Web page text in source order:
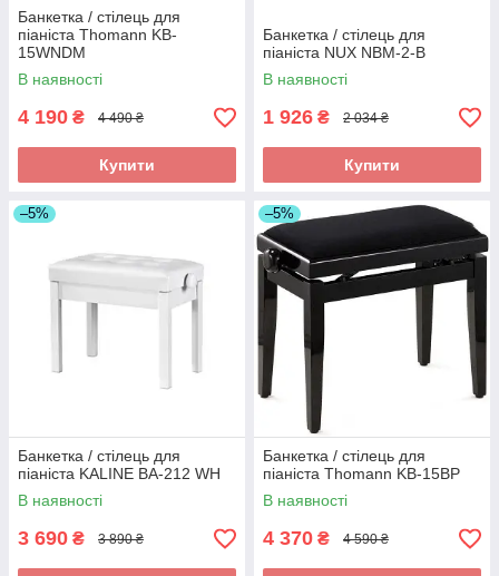
Банкетка / стілець для
піаніста Thomann KB-
15WNDM
В наявності
4 190 ₴ 4 490 ₴
Купити
Банкетка / стілець для
піаніста NUX NBM-2-B
В наявності
1 926 ₴ 2 034 ₴
Купити
–5%
Банкетка / стілець для
піаніста KALINE BA-212 WH
В наявності
3 690 ₴ 3 890 ₴
–5%
Банкетка / стілець для
піаніста Thomann KB-15BP
В наявності
4 370 ₴ 4 590 ₴